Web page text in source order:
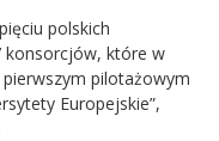
polskich
konsorcjów, które w
pilotażowym
Europejskie”,